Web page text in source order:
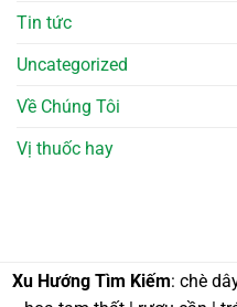
Tin tức
Uncategorized
Về Chúng Tôi
Vị thuốc hay
Xu Hướng Tìm Kiếm: chè